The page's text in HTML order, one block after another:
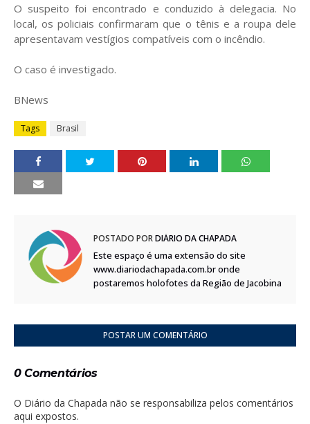
O suspeito foi encontrado e conduzido à delegacia. No
local, os policiais confirmaram que o tênis e a roupa dele
apresentavam vestígios compatíveis com o incêndio.
O caso é investigado.
BNews
Tags Brasil
POSTADO PORDIÁRIO DA CHAPADA
Este espaço é uma extensão do site
www.diariodachapada.com.br onde
postaremos holofotes da Região de Jacobina
POSTAR UM COMENTÁRIO
0 Comentários
O Diário da Chapada não se responsabiliza pelos comentários
aqui expostos.